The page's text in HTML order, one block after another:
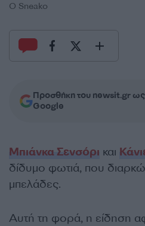
Ο Sneako
Προσθήκη του newsit.gr ως
Google
Μπιάνκα Σενσόρι και
δίδυμο φωτιά, που
μπελάδες.
Αυτή τη φορά, η είδηση